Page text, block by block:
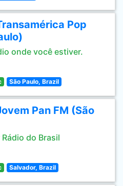
Pop
onde você estiver.
São Paulo, Brazil
Pan FM (São
do Brasil
Salvador, Brazil